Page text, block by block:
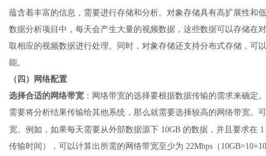
蕴含着丰富的信息，需要进行存储和分析。对象存储具有高扩展性和
数据分析项目中，每天会产生大量的视频数据，这些数据可以存储在
取相应的视频数据进行处理。同时，对象存储还支持分布式存储，可
能。
（四）网络配置
选择合适的网络带宽 ：网络带宽的选择要根据数据传输的需求来确定
需要将分析结果传输给其他系统，那么就需要选择较高的网络带宽。
宽。例如，如果每天需要从外部数据源下 10GB 的数据，并且要求在
传输时间），可以计算出所需的网络带宽至少为 22Mbps（